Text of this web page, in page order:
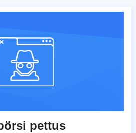
pettus